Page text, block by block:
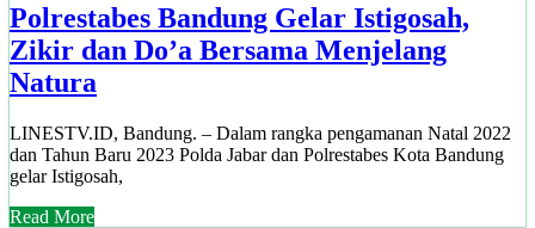
Polrestabes Bandung Gelar Istigosah,
Zikir dan Do’a Bersama Menjelang
Natura
LINESTV.ID, Bandung. – Dalam rangka pengamanan Natal 2022
dan Tahun Baru 2023 Polda Jabar dan Polrestabes Kota Bandung
gelar Istigosah,
Read More